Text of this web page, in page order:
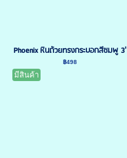
Phoenix หินถ้วยทรงกระบอกสีชมพู 3'
฿498
มีสินค้า